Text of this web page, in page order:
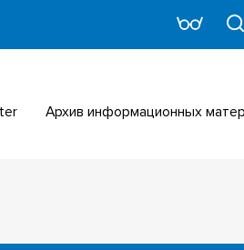
Архив информационных